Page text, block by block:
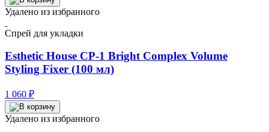
Удалено из избранного
Спрей для укладки
Esthetic House CP-1 Bright Complex Volume
Styling Fixer (100 мл)
1 060 ₽
Удалено из избранного